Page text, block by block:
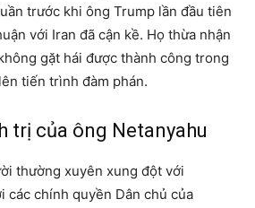
trước khi ông Trump lần đầu tiên
với Iran đã cận kề. Họ thừa nhận
gặt hái được thành công trong
tiến trình đàm phán.
trị của ông Netanyahu
thường xuyên xung đột với
các chính quyền Dân chủ của